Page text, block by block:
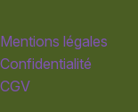
Mentions légales
Confidentialité
CGV